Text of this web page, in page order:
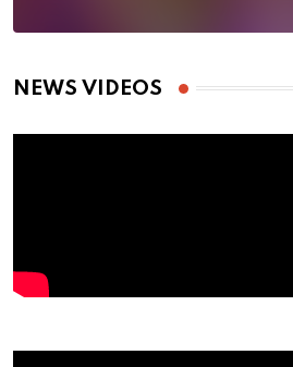
NEWS VIDEOS